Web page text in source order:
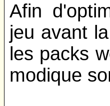
Afin
jeu avant
les packs
modique